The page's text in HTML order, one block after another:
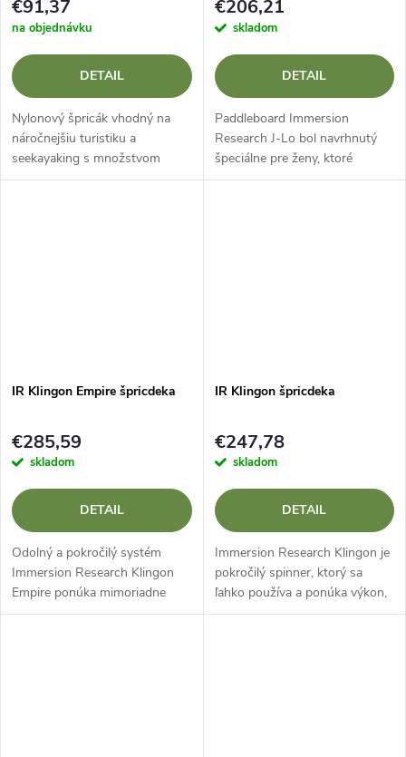
€91,37
na objednávku
DETAIL
Nylonový špricák vhodný na
náročnejšiu turistiku a
seekayaking s množstvom
pomôcok.
€206,21
skladom
DETAIL
Paddleboard Immersion
Research J-Lo bol navrhnutý
špeciálne pre ženy, ktoré
hľadajú výnimočnú kombináciu
IR Klingon Empire špricdeka
€285,59
skladom
DETAIL
Odolný a pokročilý systém
Immersion Research Klingon
Empire ponúka mimoriadne
suché a bezpečné utesnenie
IR Klingon špricdeka
€247,78
skladom
DETAIL
Immersion Research Klingon je
pokročilý spinner, ktorý sa
ľahko používa a ponúka výkon,
na ktorý sa môžete spoľahnúť,